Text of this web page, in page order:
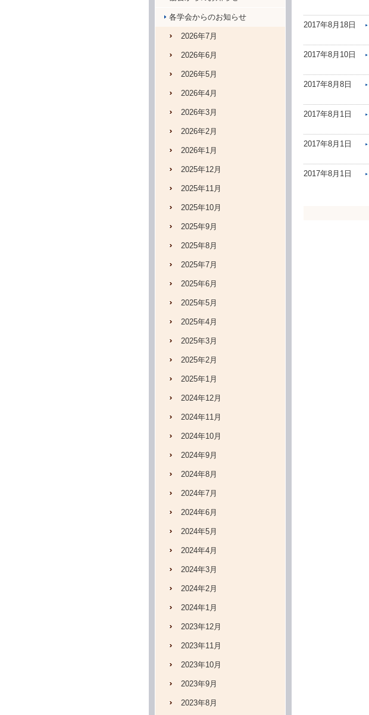
2017年8月18日
2017年8月10日
2017年8月8日
2017年8月1日
2017年8月1日
2017年8月1日
各学会からのお知らせ
2026年7月
2026年6月
2026年5月
2026年4月
2026年3月
2026年2月
2026年1月
2025年12月
2025年11月
2025年10月
2025年9月
2025年8月
2025年7月
2025年6月
2025年5月
2025年4月
2025年3月
2025年2月
2025年1月
2024年12月
2024年11月
2024年10月
2024年9月
2024年8月
2024年7月
2024年6月
2024年5月
2024年4月
2024年3月
2024年2月
2024年1月
2023年12月
2023年11月
2023年10月
2023年9月
2023年8月